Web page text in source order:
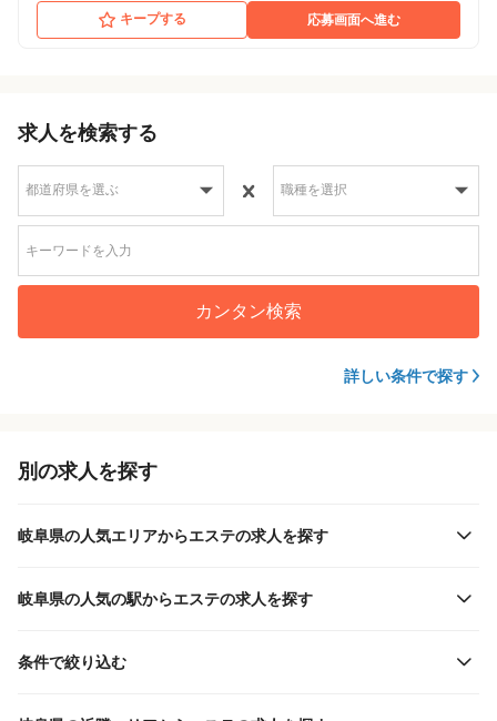
キープする 応募画面へ進む
求人を検索する
カンタン検索
詳しい条件で探す
別の求人を探す
岐阜県の人気エリアからエステの求人を探す
岐阜県の人気の駅からエステの求人を探す
条件で絞り込む